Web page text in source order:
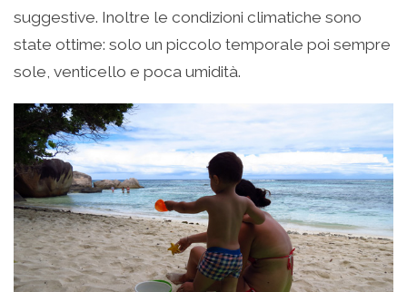
suggestive. Inoltre le condizioni climatiche sono
state ottime: solo un piccolo temporale poi sempre
sole, venticello e poca umidità.